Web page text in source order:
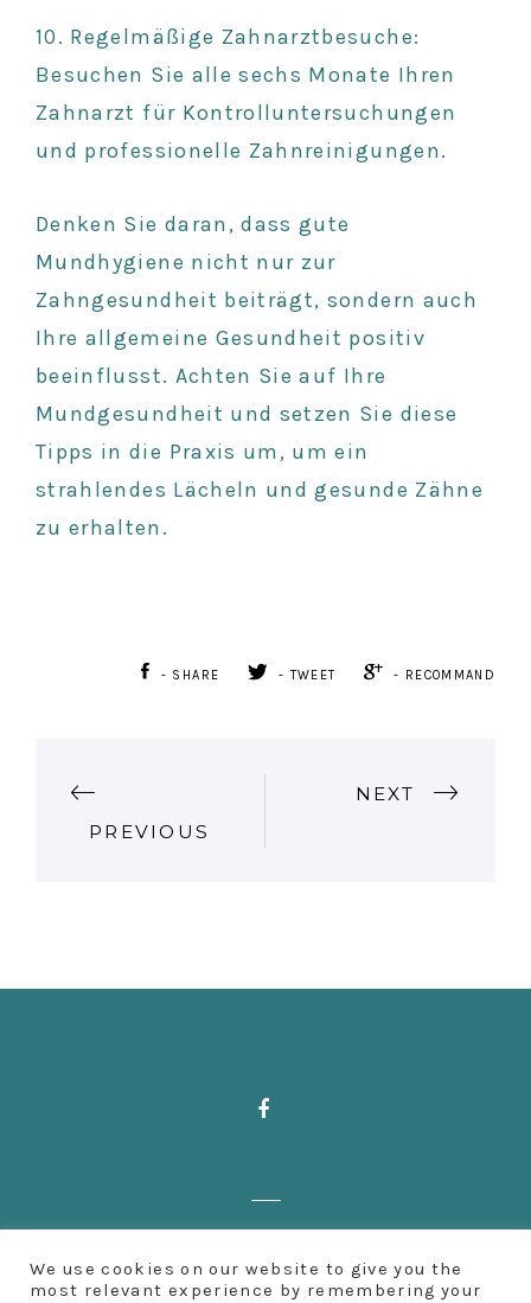
10. Regelmäßige Zahnarztbesuche:
Besuchen Sie alle sechs Monate Ihren
Zahnarzt für Kontrolluntersuchungen
und professionelle Zahnreinigungen.
Denken Sie daran, dass gute
Mundhygiene nicht nur zur
Zahngesundheit beiträgt, sondern auch
Ihre allgemeine Gesundheit positiv
beeinflusst. Achten Sie auf Ihre
Mundgesundheit und setzen Sie diese
Tipps in die Praxis um, um ein
strahlendes Lächeln und gesunde Zähne
zu erhalten.
- SHARE - TWEET - RECOMMAND
P
G
PREVIOUS
NEXT
| 50931 Köln | Fon: 0221 500 65 501 |
We use cookies on our website to give you the
most relevant experience by remembering your